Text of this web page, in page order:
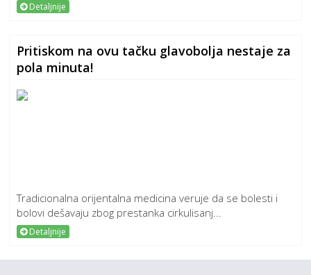
Detaljnije
Pritiskom na ovu tačku glavobolja nestaje za
pola minuta!
Tradicionalna orijentalna medicina veruje da se bolesti i
bolovi dešavaju zbog prestanka cirkulisanj...
Detaljnije